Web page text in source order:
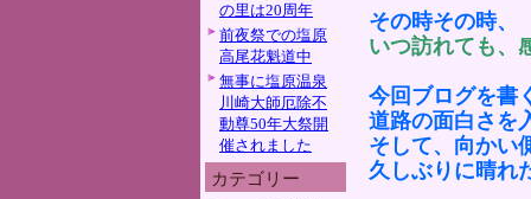
の里は20周年
前夜祭での塩原
高尾花魁道中
無事に塩原温泉
川崎大師厄除不
動尊50年大祭開
催されました
カテゴリー
その時その時、
いつ訪れても、
今回ブログを書
道路の面白さを
そして、向かい
久しぶりに晴れ